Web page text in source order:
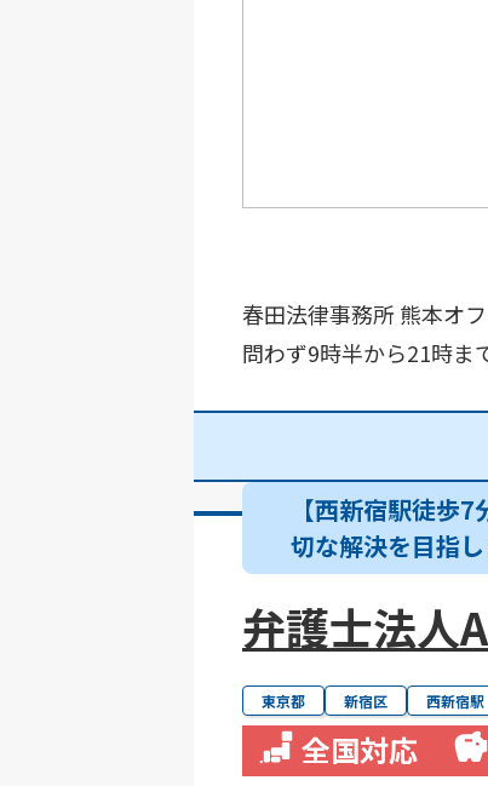
春田法律事務所 熊本オ
問わず9時半から21時ま
【西新宿駅徒歩
切な解決を目指
弁護士法人
東京都 新宿区 西新宿駅
全国対応